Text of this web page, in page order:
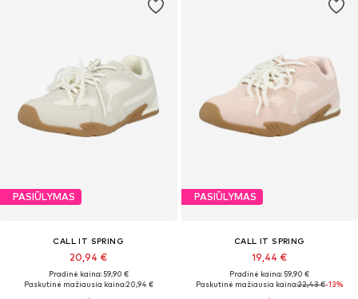
PASIŪLYMAS
CALL IT SPRING
20,94 €
Pradinė kaina: 59,90 €
Paskutinė mažiausia kaina:20,94 €
PASIŪLYMAS
CALL IT SPRING
19,44 €
Pradinė kaina: 59,90 €
Paskutinė mažiausia kaina:22,43 €-13%